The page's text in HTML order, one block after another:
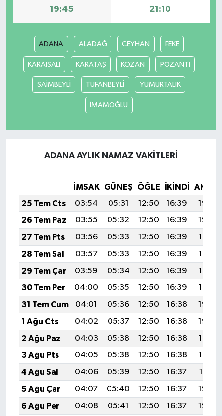
19:45 21:10
ADANA ALADAĞ CEYHAN FEKE
KARAISALI KARATAŞ KOZAN POZANTI
SAİMBEYLİ TUFANBEYLİ YUMURTALIK
İMAMOĞLU
ADANA AYLIK NAMAZ VAKITLERI
İMSAK GÜNEŞ ÖĞLE İKINDI
25 Tem Cts
03:54 05:31 12:50 16:39
19:59
26 Tem Paz
03:55 05:32 12:50 16:39
19:59
27 Tem Pts
03:56 05:33 12:50 16:39
19:58
28 Tem Sal
03:57 05:33 12:50 16:39
19:57
29 Tem Çar
03:59 05:34 12:50 16:39
19:56
30 Tem Per
04:00 05:35 12:50 16:39
19:55
31 Tem Cum
04:01 05:36 12:50 16:38
19:54
1 Ağu Cts
04:02 05:37 12:50 16:38
19:54
2 Ağu Paz
04:03 05:38 12:50 16:38
19:53
3 Ağu Pts
04:05 05:38 12:50 16:38
19:52
4 Ağu Sal
04:06 05:39 12:50 16:37
19:51
5 Ağu Çar
04:07 05:40 12:50 16:37
19:50
6 Ağu Per
04:08 05:41 12:50 16:37 19:49